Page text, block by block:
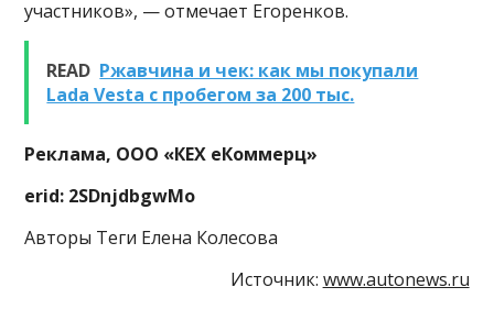
участников», — отмечает Егоренков.
READ Ржавчина и чек: как мы покупали
Lada Vesta с пробегом за 200 тыс.
Реклама, ООО «КЕХ еКоммерц»
erid: 2SDnjdbgwMo
Авторы Теги Елена Колесова
Источник: www.autonews.ru